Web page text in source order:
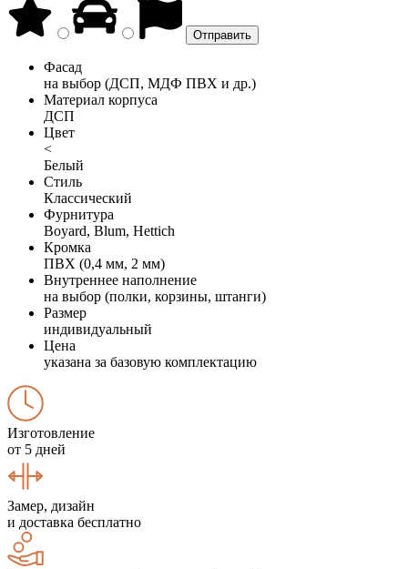
Фасад
на выбор (ДСП, МДФ ПВХ и др.)
Материал корпуса
ДСП
Цвет
<
Белый
Стиль
Классический
Фурнитура
Boyard, Blum, Hettich
Кромка
ПВХ (0,4 мм, 2 мм)
Внутреннее наполнение
на выбор (полки, корзины, штанги)
Размер
индивидуальный
Цена
указана за базовую комплектацию
Изготовление
от 5 дней
Замер, дизайн
и доставка бесплатно